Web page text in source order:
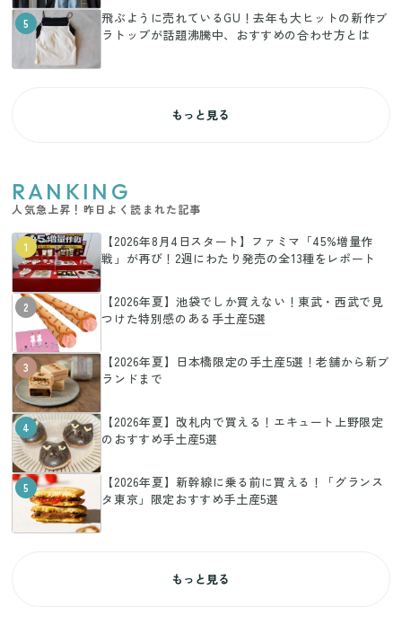
5
飛ぶように売れているGU！去年も大ヒットの新作ブ
ラトップが話題沸騰中、おすすめの合わせ方とは
もっと見る
RANKING
人気急上昇！昨日よく読まれた記事
1
【2026年8月4日スタート】ファミマ「45%増量作
戦」が再び！2週にわたり発売の全13種をレポート
2
【2026年夏】池袋でしか買えない！東武・西武で見
つけた特別感のある手土産5選
3
【2026年夏】日本橋限定の手土産5選！老舗から新ブ
ランドまで
4
【2026年夏】改札内で買える！エキュート上野限定
のおすすめ手土産5選
5
【2026年夏】新幹線に乗る前に買える！「グランス
タ東京」限定おすすめ手土産5選
もっと見る